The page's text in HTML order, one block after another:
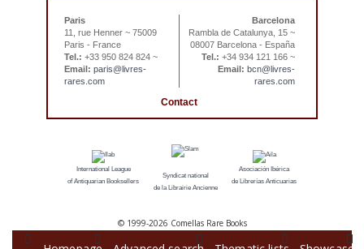
Paris
11, rue Henner ~ 75009
Paris - France
Tel.: +33 950 824 824 ~
Email: paris@livres-
rares.com
Barcelona
Rambla de Catalunya, 15 ~
08007 Barcelona - España
Tel.: +34 934 121 166 ~
Email: bcn@livres-
rares.com
Contact
International League
of Antiquarian Booksellers
Syndicat national
de la Librairie Ancienne
Asociación Ibérica
de Librerías Anticuarias
© 1999-2026 Comellas Rare Books